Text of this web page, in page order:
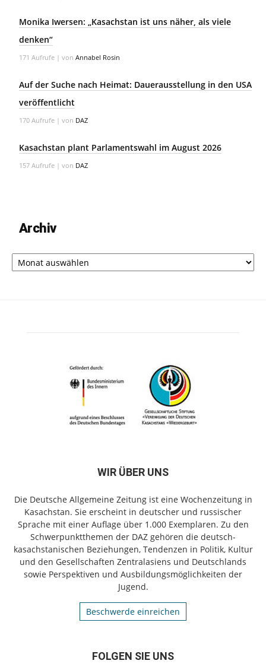
Monika Iwersen: „Kasachstan ist uns näher, als viele
denken“
171 Aufrufe | von Annabel Rosin
Auf der Suche nach Heimat: Dauerausstellung in den USA
veröffentlicht
170 Aufrufe | von DAZ
Kasachstan plant Parlamentswahl im August 2026
157 Aufrufe | von DAZ
Archiv
Archiv
WIR ÜBER UNS
Die Deutsche Allgemeine Zeitung ist eine Wochenzeitung in
Kasachstan. Sie erscheint in deutscher und russischer
Sprache mit einer Auflage über 1.000 Exemplaren. Zu den
Schwerpunktthemen der DAZ gehören die deutsch-
kasachstanischen Beziehungen, Tendenzen in Politik, Kultur
und den Gesellschaften Zentralasiens und Deutschlands
sowie Perspektiven und Ausbildungsmöglichkeiten der
Jugend.
Beschwerde einreichen
FOLGEN SIE UNS